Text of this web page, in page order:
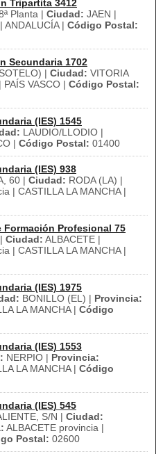
Tripartita 3412
Planta | Ciudad: JAEN |
ANDALUCÍA | Código Postal:
Secundaria 1702
| Ciudad: VITORIA
PAÍS VASCO | Código Postal:
(IES) 1545
LAUDIO/LLODIO |
| Código Postal: 01400
(IES) 938
60 | Ciudad: RODA (LA) |
| CASTILLA LA MANCHA |
Profesional 75
Ciudad: ALBACETE |
| CASTILLA LA MANCHA |
(IES) 1975
BONILLO (EL) | Provincia:
LA MANCHA | Código
(IES) 1553
NERPIO | Provincia:
LA MANCHA | Código
(IES) 545
S/N | Ciudad:
ALBACETE provincia |
Postal: 02600